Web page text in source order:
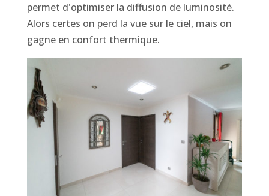
permet d'optimiser la diffusion de luminosité.
Alors certes on perd la vue sur le ciel, mais on
gagne en confort thermique.